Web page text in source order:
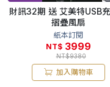
財訊32期 送 艾美特USB
摺疊風扇
紙本訂閱
NT$ 3999
NT$9380
加入購物車